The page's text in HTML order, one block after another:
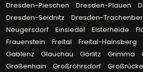
Dresden-Pieschen
Dresden-Plauen
Dresden-Seidnitz
Dresden-
Neugersdorf
Einsiedel Elsterheide
Frauenstein
Freital Freital-Hainsberg
Gablenz
Glauchau Görlitz Grimma
Großenhain
Großröhrsdorf